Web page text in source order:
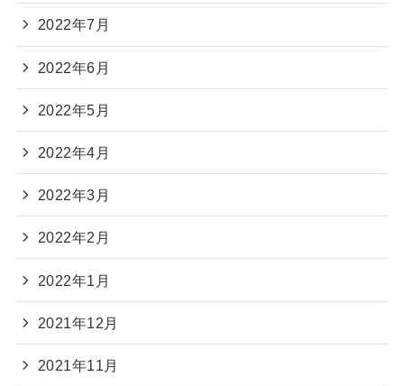
2022年7月
2022年6月
2022年5月
2022年4月
2022年3月
2022年2月
2022年1月
2021年12月
2021年11月